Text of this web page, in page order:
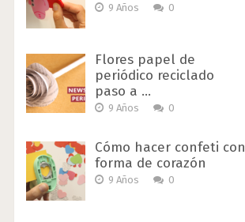
9 Años 0
Flores papel de
periódico reciclado
paso a …
9 Años 0
Cómo hacer confeti con
forma de corazón
9 Años 0